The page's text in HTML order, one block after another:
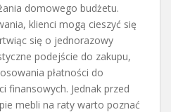
domowego budżetu.
klienci mogą cieszyć się
się o jednorazowy
podejście do zakupu,
płatności do
finansowych. Jednak przed
mebli na raty warto poznać